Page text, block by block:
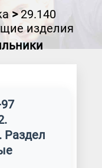
>29.140
изделия
Раздел